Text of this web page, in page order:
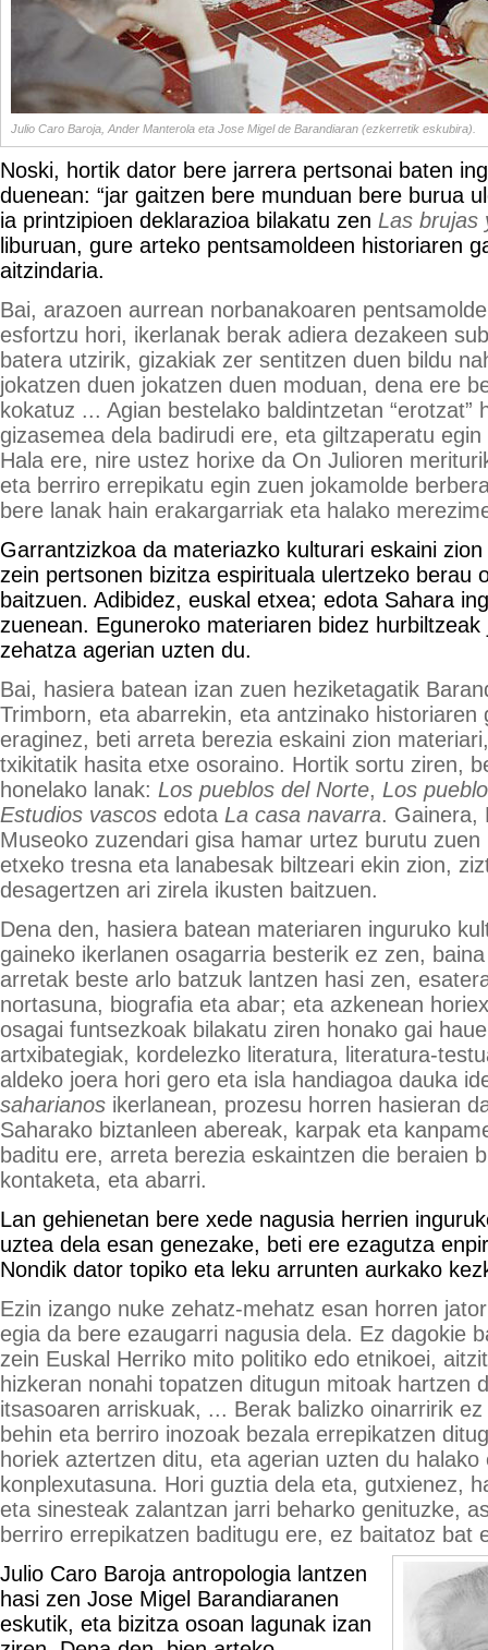
Julio Caro Baroja, Ander Manterola eta Jose Migel de Barandiaran (ezkerretik eskubira).
Noski, hortik dator bere jarrera pertsonai baten
duenean: “jar gaitzen bere munduan bere burua
ia printzipioen deklarazioa bilakatu zen Las brujas
liburuan, gure arteko pentsamoldeen historiaren
aitzindaria.
Bai, arazoen aurrean norbanakoaren
esfortzu hori, ikerlanak berak adiera dezakeen
batera utzirik, gizakiak zer sentitzen duen bildu
jokatzen duen jokatzen duen moduan, dena ere
kokatuz ... Agian bestelako baldintzetan “erotzat”
gizasemea dela badirudi ere, eta giltzaperatu
Hala ere, nire ustez horixe da On Julioren
eta berriro errepikatu egin zuen jokamolde
bere lanak hain erakargarriak eta halako
Garrantzizkoa da materiazko kulturari eskaini
zein pertsonen bizitza espirituala ulertzeko berau
baitzuen. Adibidez, euskal etxea; edota Sahara
zuenean. Eguneroko materiaren bidez
zehatza agerian uzten du.
Bai, hasiera batean izan zuen heziketagatik
Trimborn, eta abarrekin, eta antzinako historiaren
eraginez, beti arreta berezia eskaini zion
txikitatik hasita etxe osoraino. Hortik sortu ziren,
honelako lanak: Los pueblos del Norte, Los
Estudios vascos edota La casa navarra. Gainera,
Museoko zuzendari gisa hamar urtez burutu
etxeko tresna eta lanabesak biltzeari ekin zion,
desagertzen ari zirela ikusten baitzuen.
Dena den, hasiera batean materiaren inguruko
gaineko ikerlanen osagarria besterik ez zen,
arretak beste arlo batzuk lantzen hasi zen,
nortasuna, biografia eta abar; eta azkenean
osagai funtsezkoak bilakatu ziren honako gai
artxibategiak, kordelezko literatura, literatura-
aldeko joera hori gero eta isla handiagoa dauka
saharianos ikerlanean, prozesu horren hasieran
Saharako biztanleen abereak, karpak eta
baditu ere, arreta berezia eskaintzen die beraien
kontaketa, eta abarri.
Lan gehienetan bere xede nagusia herrien
uztea dela esan genezake, beti ere ezagutza
Nondik dator topiko eta leku arrunten aurkako
Ezin izango nuke zehatz-mehatz esan horren
egia da bere ezaugarri nagusia dela. Ez dagokie
zein Euskal Herriko mito politiko edo etnikoei,
hizkeran nonahi topatzen ditugun mitoak hartzen
itsasoaren arriskuak, ... Berak balizko oinarririk
behin eta berriro inozoak bezala errepikatzen
horiek aztertzen ditu, eta agerian uzten du halako
konplexutasuna. Hori guztia dela eta, gutxienez,
eta sinesteak zalantzan jarri beharko genituzke,
berriro errepikatzen baditugu ere, ez baitatoz bat
Julio Caro Baroja antropologia lantzen
hasi zen Jose Migel Barandiaranen
eskutik, eta bizitza osoan lagunak izan